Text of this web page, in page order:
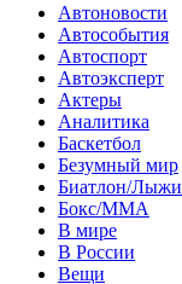
Автоновости
Автособытия
Автоспорт
Автоэксперт
Актеры
Аналитика
Баскетбол
Безумный мир
Биатлон/Лыжи
Бокс/MMA
В мире
В России
Вещи